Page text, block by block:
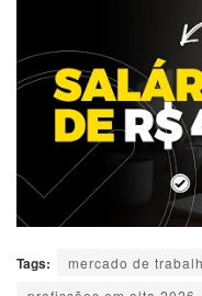
Tags: mercado de